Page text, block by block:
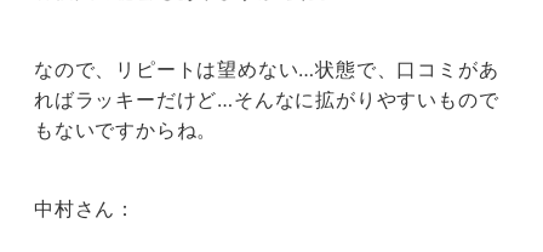
なので、リピートは望めない…状態で、口コミがあ
ればラッキーだけど…そんなに拡がりやすいもので
もないですからね。
中村さん：